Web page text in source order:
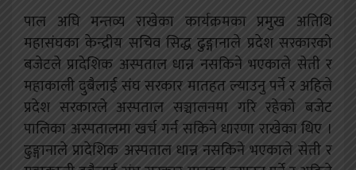
पाल अघि मन्तव्य राखेका कार्यक्रमका प्रमुख अतिथि
महासंघका केन्द्रीय सचिव सिद्ध ढुङ्गानाले प्रदेश सरकारको
बजेटले प्रादेशिक अस्पताल धान्न नसकिने भएकाले सेती र
महाकाली दुबैलाई संघ सरकार मातहत ल्याउनु पर्ने र अहिले
प्रदेश सरकारले अस्पताल सञ्चालनमा गरि रहेको बजेट
पालिका अस्पतालमा खर्च गर्न सकिने धारणा राखेका थिए ।
ढुङ्गानाले प्रादेशिक अस्पताल धान्न नसकिने भएकाले सेती र